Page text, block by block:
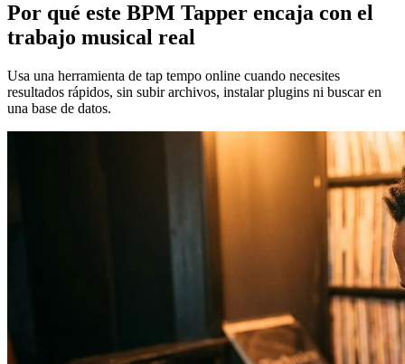
Por qué este BPM Tapper encaja con el
trabajo musical real
Usa una herramienta de tap tempo online cuando necesites
resultados rápidos, sin subir archivos, instalar plugins ni buscar en
una base de datos.